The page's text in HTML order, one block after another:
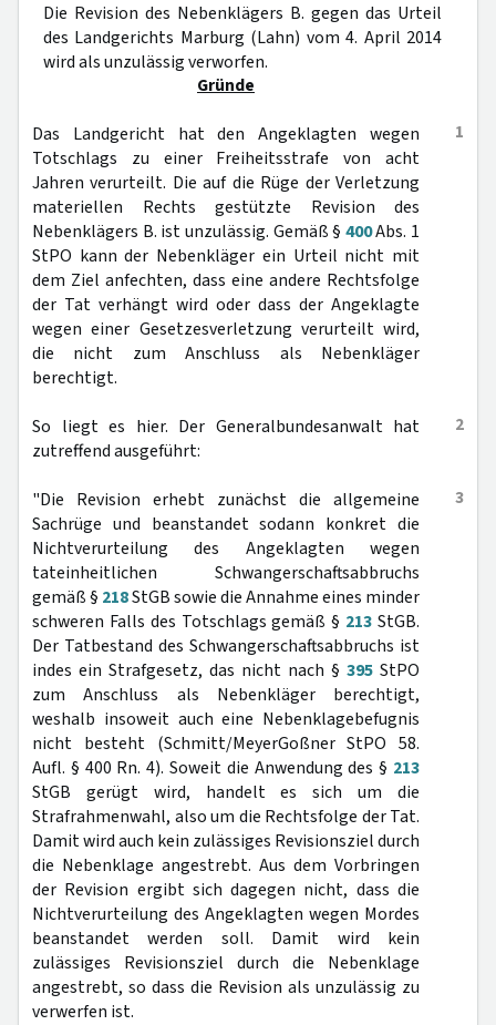
Die Revision des Nebenklägers B. gegen das Urteil
des Landgerichts Marburg (Lahn) vom 4. April 2014
wird als unzulässig verworfen.
Gründe
1
Das Landgericht hat den Angeklagten wegen
Totschlags zu einer Freiheitsstrafe von acht
Jahren verurteilt. Die auf die Rüge der Verletzung
materiellen Rechts gestützte Revision des
Nebenklägers B. ist unzulässig. Gemäß § 400Abs. 1
StPO kann der Nebenkläger ein Urteil nicht mit
dem Ziel anfechten, dass eine andere Rechtsfolge
der Tat verhängt wird oder dass der Angeklagte
wegen einer Gesetzesverletzung verurteilt wird,
die nicht zum Anschluss als Nebenkläger
berechtigt.
2
So liegt es hier. Der Generalbundesanwalt hat
zutreffend ausgeführt:
3
"Die Revision erhebt zunächst die allgemeine
Sachrüge und beanstandet sodann konkret die
Nichtverurteilung des Angeklagten wegen
tateinheitlichen Schwangerschaftsabbruchs
gemäß § 218StGB sowie die Annahme eines minder
schweren Falls des Totschlags gemäß § 213 StGB.
Der Tatbestand des Schwangerschaftsabbruchs ist
indes ein Strafgesetz, das nicht nach § 395 StPO
zum Anschluss als Nebenkläger berechtigt,
weshalb insoweit auch eine Nebenklagebefugnis
nicht besteht (Schmitt/MeyerGoßner StPO 58.
Aufl. § 400 Rn. 4). Soweit die Anwendung des § 213
StGB gerügt wird, handelt es sich um die
Strafrahmenwahl, also um die Rechtsfolge der Tat.
Damit wird auch kein zulässiges Revisionsziel durch
die Nebenklage angestrebt. Aus dem Vorbringen
der Revision ergibt sich dagegen nicht, dass die
Nichtverurteilung des Angeklagten wegen Mordes
beanstandet werden soll. Damit wird kein
zulässiges Revisionsziel durch die Nebenklage
angestrebt, so dass die Revision als unzulässig zu
verwerfen ist.